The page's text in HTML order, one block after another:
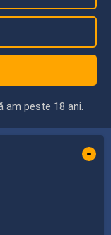
peste 18 ani.
-